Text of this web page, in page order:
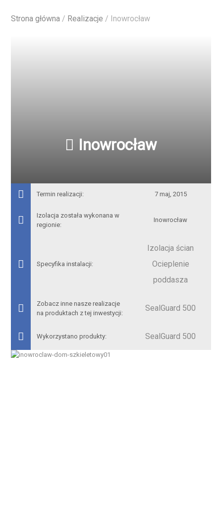
Strona główna / Realizacje / Inowrocław
Inowrocław
Termin realizacji: 7 maj, 2015
Izolacja została wykonana w
regionie:
Inowrocław
Specyfika instalacji:
Izolacja ścian
Ocieplenie
poddasza
Zobacz inne nasze realizacje
na produktach z tej inwestycji:
SealGuard 500
Wykorzystano produkty: SealGuard 500